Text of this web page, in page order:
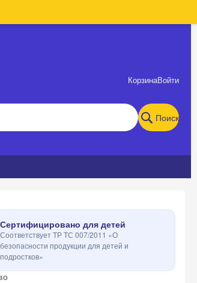
Поиск
КорзинаВойти
Сертифицировано для детей
Соответствует ТР ТС 007/2011 «О
безопасности продукции для детей и
подростков»